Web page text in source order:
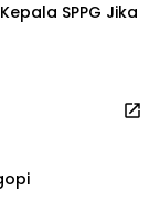
SPPG Jika